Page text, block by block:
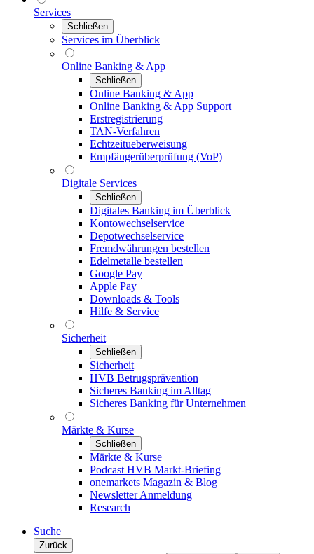
Services
Schließen
Services im Überblick
Online Banking & App
Schließen
Online Banking & App
Online Banking & App Support
Erstregistrierung
TAN-Verfahren
Echtzeitueberweisung
Empfängerüberprüfung (VoP)
Digitale Services
Schließen
Digitales Banking im Überblick
Kontowechselservice
Depotwechselservice
Fremdwährungen bestellen
Edelmetalle bestellen
Google Pay
Apple Pay
Downloads & Tools
Hilfe & Service
Sicherheit
Schließen
Sicherheit
HVB Betrugsprävention
Sicheres Banking im Alltag
Sicheres Banking für Unternehmen
Märkte & Kurse
Schließen
Märkte & Kurse
Podcast HVB Markt-Briefing
onemarkets Magazin & Blog
Newsletter Anmeldung
Research
Suche
Zurück